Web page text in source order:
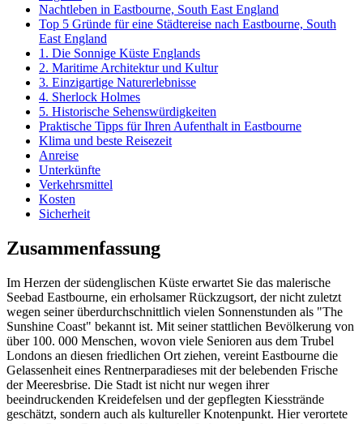
Nachtleben in Eastbourne, South East England
Top 5 Gründe für eine Städtereise nach Eastbourne, South
East England
1. Die Sonnige Küste Englands
2. Maritime Architektur und Kultur
3. Einzigartige Naturerlebnisse
4. Sherlock Holmes
5. Historische Sehenswürdigkeiten
Praktische Tipps für Ihren Aufenthalt in Eastbourne
Klima und beste Reisezeit
Anreise
Unterkünfte
Verkehrsmittel
Kosten
Sicherheit
Zusammenfassung
Im Herzen der südenglischen Küste erwartet Sie das malerische
Seebad Eastbourne, ein erholsamer Rückzugsort, der nicht zuletzt
wegen seiner überdurchschnittlich vielen Sonnenstunden als "The
Sunshine Coast" bekannt ist. Mit seiner stattlichen Bevölkerung von
über 100. 000 Menschen, wovon viele Senioren aus dem Trubel
Londons an diesen friedlichen Ort ziehen, vereint Eastbourne die
Gelassenheit eines Rentnerparadieses mit der belebenden Frische
der Meeresbrise. Die Stadt ist nicht nur wegen ihrer
beeindruckenden Kreidefelsen und der gepflegten Kiesstrände
geschätzt, sondern auch als kultureller Knotenpunkt. Hier verortete